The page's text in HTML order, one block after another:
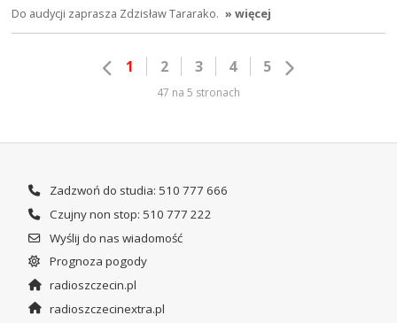
Do audycji zaprasza Zdzisław Tararako. » więcej
1 2 3 4 5
47 na 5 stronach
Zadzwoń do studia: 510 777 666
Czujny non stop: 510 777 222
Wyślij do nas wiadomość
Prognoza pogody
radioszczecin.pl
radioszczecinextra.pl